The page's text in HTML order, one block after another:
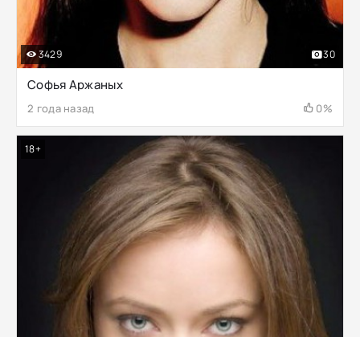
Софья Аржаных
2 года назад 0%
3429 30
18+